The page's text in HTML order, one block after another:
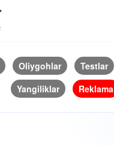
Oliygohlar Testlar
Yangiliklar
Reklama